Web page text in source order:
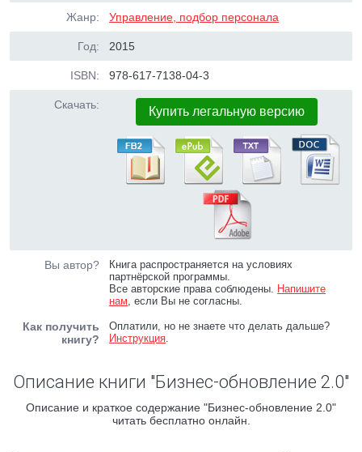
Жанр: Управление, подбор персонала
Год: 2015
ISBN: 978-617-7138-04-3
Скачать: Купить легальную версию
Вы автор?
Книга распространяется на условиях
партнёрской программы.
Все авторские права соблюдены. Напишите
нам, если Вы не согласны.
Как получить
книгу?
Оплатили, но не знаете что делать дальше?
Инструкция.
Описание книги "Бизнес-обновление 2.0"
Описание и краткое содержание "Бизнес-обновление 2.0"
читать бесплатно онлайн.